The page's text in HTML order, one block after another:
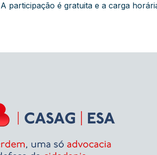
participação é gratuita e a carga